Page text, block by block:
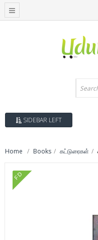
SIDEBAR LEFT
Home Books கட்டுரைகள்
FD